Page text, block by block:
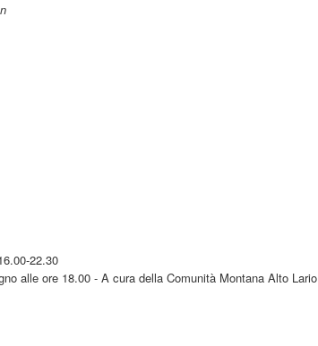
22.30
alle ore 18.00 - A cura della Comunità Montana Alto Lario